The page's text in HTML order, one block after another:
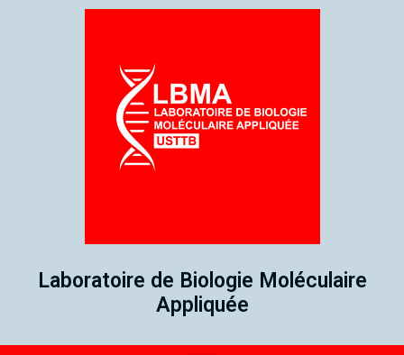
Laboratoire de Biologie Moléculaire
Appliquée